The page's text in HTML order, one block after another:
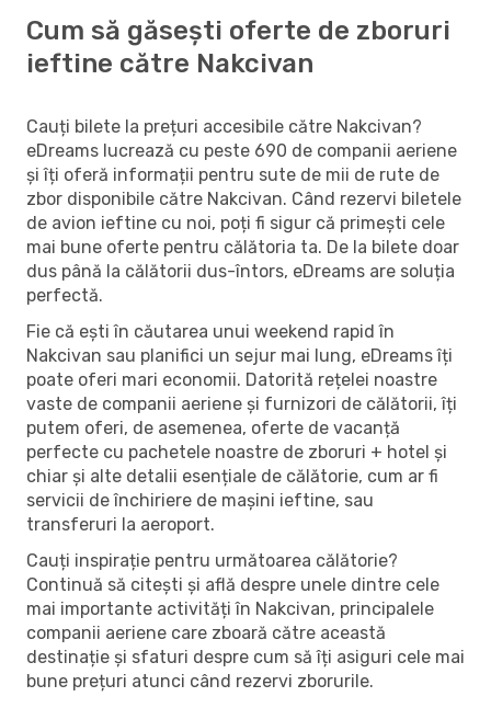
Cum să găsești oferte de zboruri
ieftine către Nakcivan
Cauți bilete la prețuri accesibile către Nakcivan?
eDreams lucrează cu peste 690 de companii aeriene
și îți oferă informații pentru sute de mii de rute de
zbor disponibile către Nakcivan. Când rezervi biletele
de avion ieftine cu noi, poți fi sigur că primești cele
mai bune oferte pentru călătoria ta. De la bilete doar
dus până la călătorii dus-întors, eDreams are soluția
perfectă.
Fie că ești în căutarea unui weekend rapid în
Nakcivan sau planifici un sejur mai lung, eDreams îți
poate oferi mari economii. Datorită rețelei noastre
vaste de companii aeriene și furnizori de călătorii, îți
putem oferi, de asemenea, oferte de vacanță
perfecte cu pachetele noastre de zboruri + hotel și
chiar și alte detalii esențiale de călătorie, cum ar fi
servicii de închiriere de mașini ieftine, sau
transferuri la aeroport.
Cauți inspirație pentru următoarea călătorie?
Continuă să citești și află despre unele dintre cele
mai importante activități în Nakcivan, principalele
companii aeriene care zboară către această
destinație și sfaturi despre cum să îți asiguri cele mai
bune prețuri atunci când rezervi zborurile.